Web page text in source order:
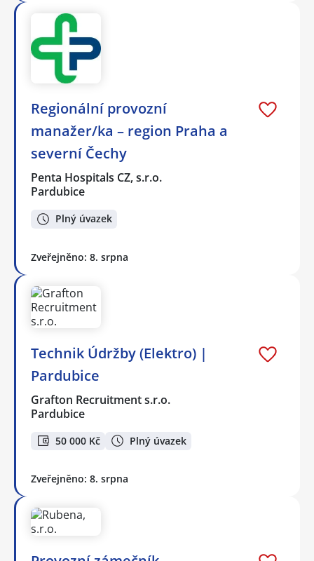
Regionální provozní
manažer/ka – region Praha a
severní Čechy
Penta Hospitals CZ, s.r.o.
Pardubice
Plný úvazek
Zveřejněno: 8. srpna
Technik Údržby (Elektro) |
Pardubice
Grafton Recruitment s.r.o.
Pardubice
50 000 Kč Plný úvazek
Zveřejněno: 8. srpna